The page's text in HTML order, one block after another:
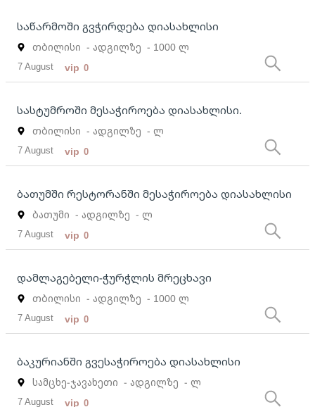
საწარმოში გვჭირდება დიასახლისი
თბილისი - ადგილზე - 1000 ლ
7 August vip 0
სასტუმროში მესაჭიროება დიასახლისი.
თბილისი - ადგილზე - ლ
7 August vip 0
ბათუმში რესტორანში მესაჭიროება დიასახლისი
ბათუმი - ადგილზე - ლ
7 August vip 0
დამლაგებელი-ჭურჭლის მრეცხავი
თბილისი - ადგილზე - 1000 ლ
7 August vip 0
ბაკურიანში გვესაჭიროება დიასახლისი
სამცხე-ჯავახეთი - ადგილზე - ლ
7 August vip 0